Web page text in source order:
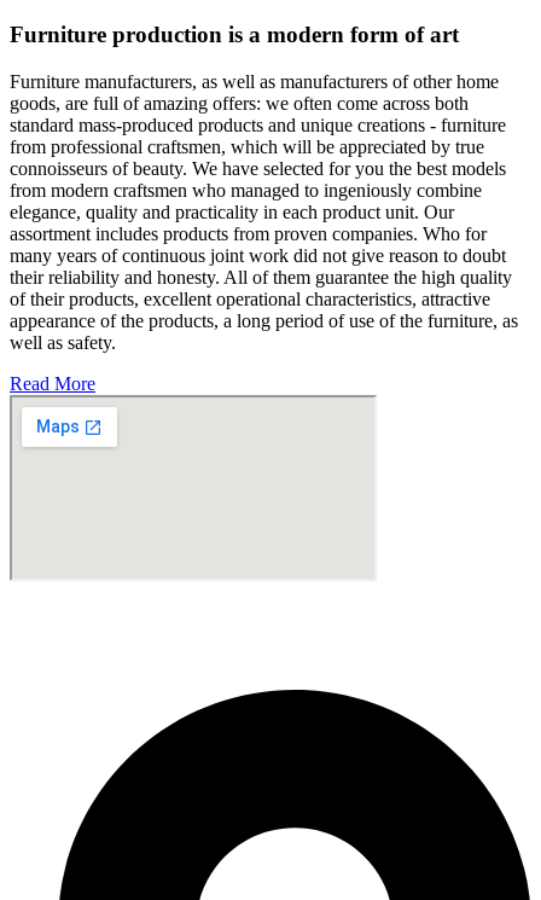
Furniture production is a modern form of art
Furniture manufacturers, as well as manufacturers of other home
goods, are full of amazing offers: we often come across both
standard mass-produced products and unique creations - furniture
from professional craftsmen, which will be appreciated by true
connoisseurs of beauty. We have selected for you the best models
from modern craftsmen who managed to ingeniously combine
elegance, quality and practicality in each product unit. Our
assortment includes products from proven companies. Who for
many years of continuous joint work did not give reason to doubt
their reliability and honesty. All of them guarantee the high quality
of their products, excellent operational characteristics, attractive
appearance of the products, a long period of use of the furniture, as
well as safety.
Read More